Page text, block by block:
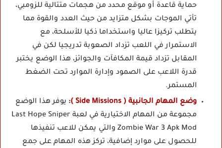
حماية قاعدة أو موقع محدد من هجمات متتالية للزومبي،
تأتي الموجات بشكل متزايد من حيث العدد والقوة مما
يتطلب تركيزا عاليا واستخداما ذكيا للأسلحة، مع
الاستمرار في اللعب تزداد الصعوبة تدريجيا لكن في
المقابل تزداد قيمة المكافآت والجوائز، هذا الوضع يختبر
قدرة اللاعب على الصمود وإدارة الموارد تحت الضغط
المستمر.
وضع المهام الجانبية ( Side Missions ):
يوفر هذا الوضع
مجموعة من المهام الاختيارية في لعبة Last Hope Sniper
Zombie War 3 Apk Mod والتي يمكن للاعب تنفيذها
للحصول على موارد إضافية، تركز هذه المهام على جمع